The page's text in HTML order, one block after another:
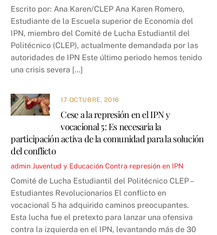
Escrito por: Ana Karen/CLEP Ana Karen Romero,
Estudiante de la Escuela superior de Economía del
IPN, miembro del Comité de Lucha Estudiantil del
Politécnico (CLEP), actualmente demandada por las
autoridades de IPN Este último periodo hemos tenido
una crisis severa […]
17 OCTUBRE, 2016
Cese a la represión en el IPN y
vocacional 5: Es necesaria la
participación activa de la comunidad para la solución
del conflicto
admin Juventud y Educación Contra represión en IPN
Comité de Lucha Estudiantil del Politécnico CLEP –
Estudiantes Revolucionarios El conflicto en
vocacional 5 ha adquirido caminos preocupantes.
Esta lucha fue el pretexto para lanzar una ofensiva
contra la izquierda en el IPN, levantando más de 30